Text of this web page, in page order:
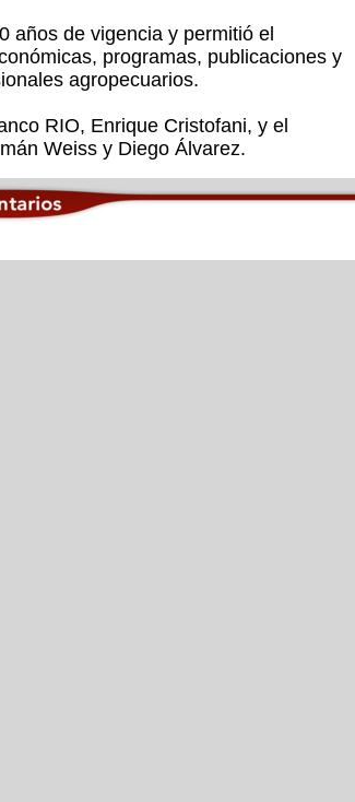
años de vigencia y permitió el
programas, publicaciones y
agropecuarios.
RIO, Enrique Cristofani, y el
Weiss y Diego Álvarez.